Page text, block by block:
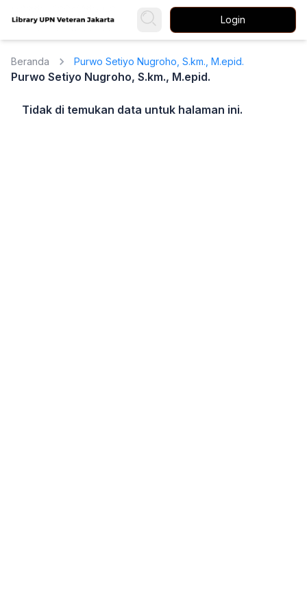
Login
Beranda Purwo Setiyo Nugroho, S.km., M.epid.
Purwo Setiyo Nugroho, S.km., M.epid.
Tidak di temukan data untuk halaman ini.